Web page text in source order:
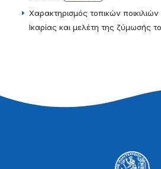
Χαρακτηρισμός τοπικών
Ικαρίας και μελέτη της ζύμωσής